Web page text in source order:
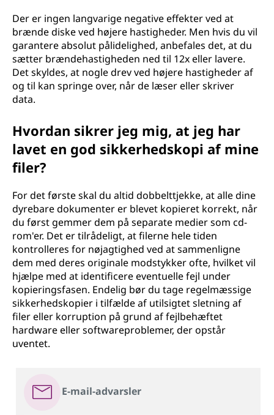
Der er ingen langvarige negative effekter ved at
brænde diske ved højere hastigheder. Men hvis du vil
garantere absolut pålidelighed, anbefales det, at du
sætter brændehastigheden ned til 12x eller lavere.
Det skyldes, at nogle drev ved højere hastigheder af
og til kan springe over, når de læser eller skriver
data.
Hvordan sikrer jeg mig, at jeg har
lavet en god sikkerhedskopi af mine
filer?
For det første skal du altid dobbelttjekke, at alle dine
dyrebare dokumenter er blevet kopieret korrekt, når
du først gemmer dem på separate medier som cd-
rom'er. Det er tilrådeligt, at filerne hele tiden
kontrolleres for nøjagtighed ved at sammenligne
dem med deres originale modstykker ofte, hvilket vil
hjælpe med at identificere eventuelle fejl under
kopieringsfasen. Endelig bør du tage regelmæssige
sikkerhedskopier i tilfælde af utilsigtet sletning af
filer eller korruption på grund af fejlbehæftet
hardware eller softwareproblemer, der opstår
uventet.
E-mail-advarsler